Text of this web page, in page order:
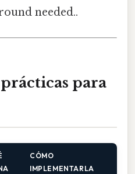
needed..
para
CÓMO
IMPLEMENTARLA